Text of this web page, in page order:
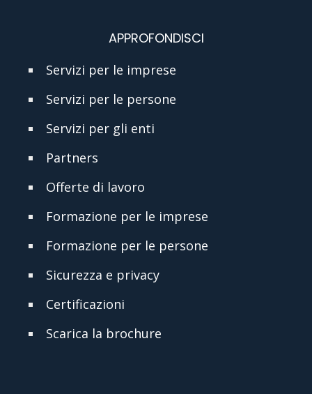
APPROFONDISCI
Servizi per le imprese
Servizi per le persone
Servizi per gli enti
Partners
Offerte di lavoro
Formazione per le imprese
Formazione per le persone
Sicurezza e privacy
Certificazioni
Scarica la brochure